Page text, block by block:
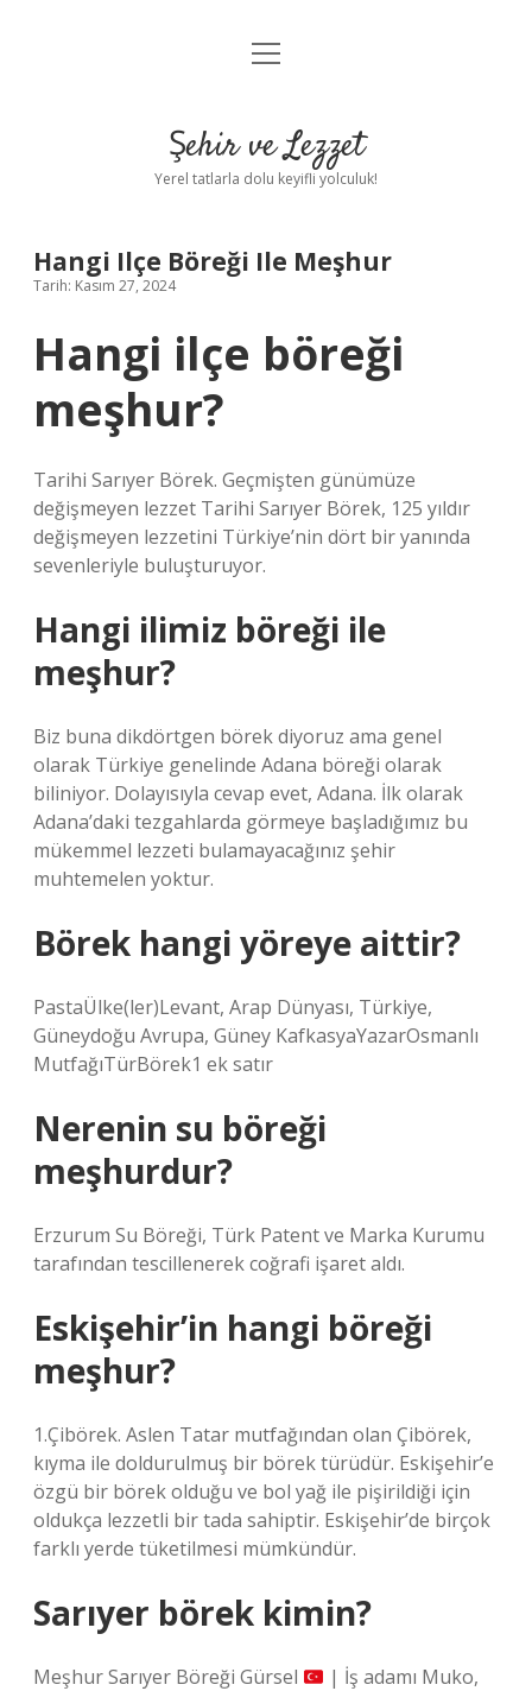
Anasayfa
Yasal Uyarı
menüyü
Şehir ve Lezzet
Yerel tatlarla dolu keyifli yolculuk!
Hangi Ilçe Böreği Ile Meşhur
Tarih: Kasım 27, 2024
Hangi ilçe böreği
meşhur?
Tarihi Sarıyer Börek. Geçmişten günümüze
değişmeyen lezzet Tarihi Sarıyer Börek, 125 yıldır
değişmeyen lezzetini Türkiye’nin dört bir yanında
sevenleriyle buluşturuyor.
Hangi ilimiz böreği ile
meşhur?
Biz buna dikdörtgen börek diyoruz ama genel
olarak Türkiye genelinde Adana böreği olarak
biliniyor. Dolayısıyla cevap evet, Adana. İlk olarak
Adana’daki tezgahlarda görmeye başladığımız bu
mükemmel lezzeti bulamayacağınız şehir
muhtemelen yoktur.
Börek hangi yöreye aittir?
PastaÜlke(ler)Levant, Arap Dünyası, Türkiye,
Güneydoğu Avrupa, Güney KafkasyaYazarOsmanlı
MutfağıTürBörek1 ek satır
Nerenin su böreği
meşhurdur?
Erzurum Su Böreği, Türk Patent ve Marka Kurumu
tarafından tescillenerek coğrafi işaret aldı.
Eskişehir’in hangi böreği
meşhur?
1.Çibörek. Aslen Tatar mutfağından olan Çibörek,
kıyma ile doldurulmuş bir börek türüdür. Eskişehir’e
özgü bir börek olduğu ve bol yağ ile pişirildiği için
oldukça lezzetli bir tada sahiptir. Eskişehir’de birçok
farklı yerde tüketilmesi mümkündür.
Sarıyer börek kimin?
Meşhur Sarıyer Böreği Gürsel
| İş adamı Muko,